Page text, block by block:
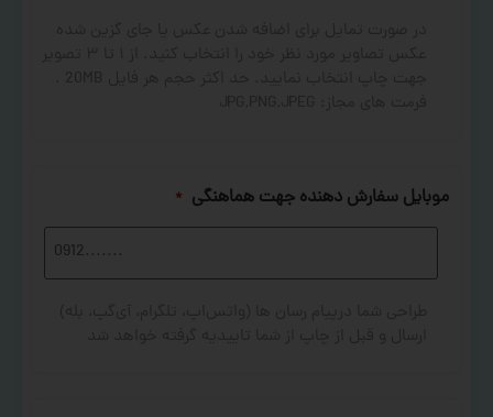
موبایل سفارش دهنده جهت هماهنگی *